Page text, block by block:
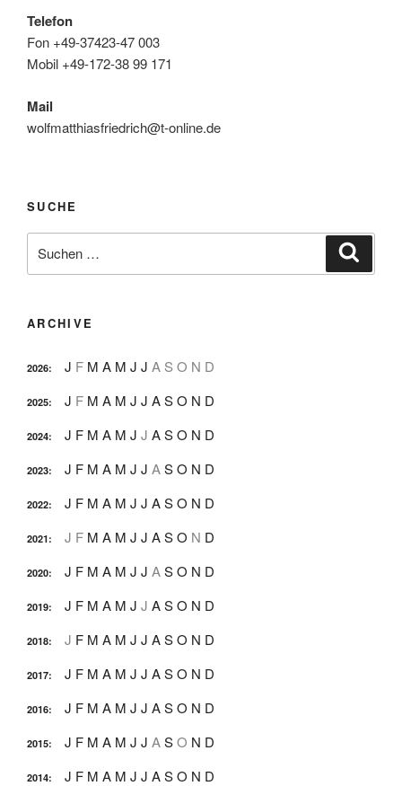
Telefon
Fon +49-37423-47 003
Mobil +49-172-38 99 171
Mail
wolfmatthiasfriedrich@t-online.de
SUCHE
nach:
ARCHIVE
2026: J F M A M J J A S O N D
2025: J F M A M J J ASO N D
2024: J F M A M J J ASO N D
2023: J F M A M J J ASO N D
2022: J F M A M J J ASO N D
2021: J F M A M J J ASO N D
2020: J F M A M J J ASO N D
2019: J F M A M J J ASO N D
2018: J F M A M J J ASO N D
2017: J F M A M J J ASO N D
2016: J F M A M J J ASO N D
2015: J F M A M J J ASO N D
2014: J F M A M J J ASO N D